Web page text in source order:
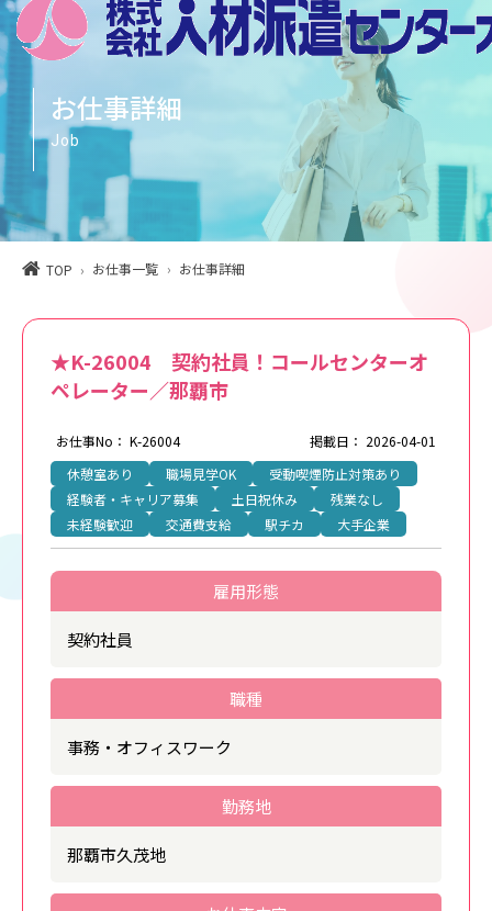
お仕事詳細
Job
TOP お仕事一覧 お仕事詳細
★K-26004 契約社員！コールセンターオ
ペレーター／那覇市
お仕事No： K-26004
掲載日： 2026-04-01
休憩室あり
職場見学OK
受動喫煙防止対策あり
経験者・キャリア募集
土日祝休み
残業なし
未経験歓迎
交通費支給 駅チカ 大手企業
雇用形態
契約社員
職種
事務・オフィスワーク
勤務地
那覇市久茂地